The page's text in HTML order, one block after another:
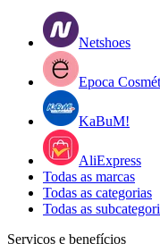
Netshoes
Epoca
KaBuM!
AliExpress
Todas as marcas
Todas as categorias
Todas as
Serviços e benefícios